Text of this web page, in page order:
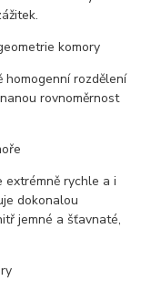
komory
rozdělení
rovnoměrnost
extrémně rychle a i
dokonalou
jemné a šťavnaté,